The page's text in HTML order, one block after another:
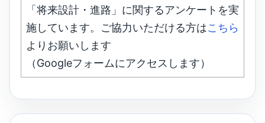
「将来設計・進路」に関するアンケートを実
施しています。ご協力いただける方はこちら
よりお願いします
（Googleフォームにアクセスします）